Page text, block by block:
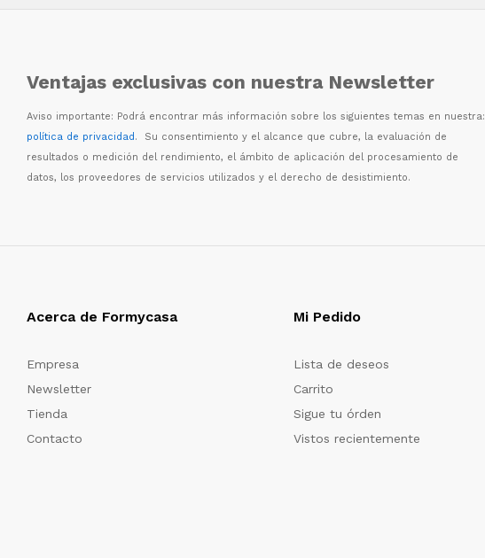
Ventajas exclusivas con nuestra Newsletter
Aviso importante: Podrá encontrar más información sobre los siguientes temas en nuestra:
política de privacidad. Su consentimiento y el alcance que cubre, la evaluación de
resultados o medición del rendimiento, el ámbito de aplicación del procesamiento de
datos, los proveedores de servicios utilizados y el derecho de desistimiento.
Acerca de Formycasa
Empresa
Newsletter
Tienda
Contacto
Mi Pedido
Lista de deseos
Carrito
Sigue tu órden
Vistos recientemente